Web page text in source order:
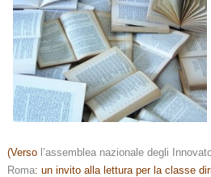
(Verso l’assemblea nazionale degli
Roma: un invito alla lettura per la classe